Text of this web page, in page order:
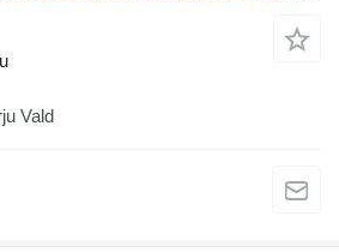
Vald